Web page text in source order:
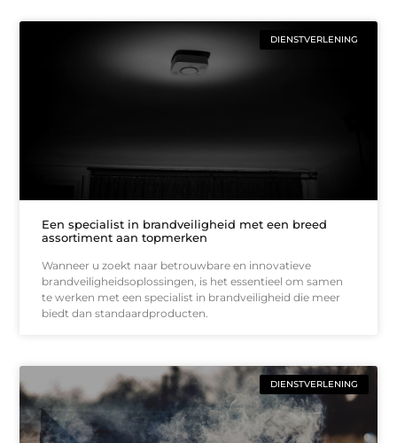
DIENSTVERLENING
Een specialist in brandveiligheid met een breed
assortiment aan topmerken
Wanneer u zoekt naar betrouwbare en innovatieve
brandveiligheidsoplossingen, is het essentieel om samen
te werken met een specialist in brandveiligheid die meer
biedt dan standaardproducten.
DIENSTVERLENING